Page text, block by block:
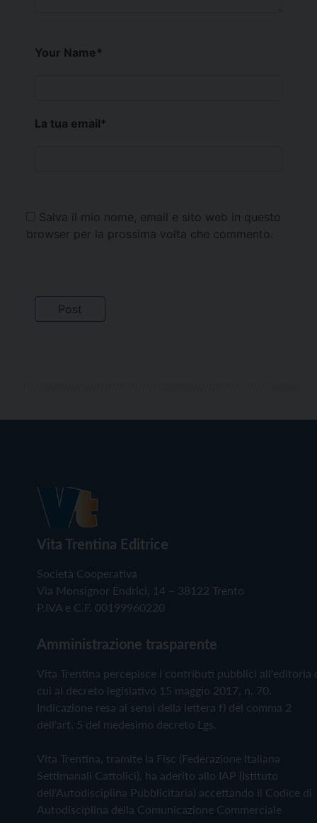
Your Name*
La tua email*
Salva il mio nome, email e sito web in questo
browser per la prossima volta che commento.
Vita Trentina Editrice
Società Cooperativa
Via Monsignor Endrici, 14 – 38122 Trento
P.IVA e C.F. 00199960220
Amministrazione trasparente
Vita Trentina percepisce i contributi pubblici all'editoria
cui al decreto legislativo 15 maggio 2017, n. 70.
Indicazione resa ai sensi della lettera f) del comma 2
dell'art. 5 del medesimo decreto Lgs.
Vita Trentina, tramite la Fisc (Federazione Italiana
Settimanali Cattolici), ha aderito allo IAP (Istituto
dell'Autodisciplina Pubblicitaria) accettando il Codice di
Autodisciplina della Comunicazione Commerciale